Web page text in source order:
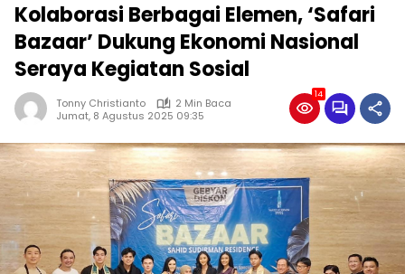
Kolaborasi Berbagai Elemen, ‘Safari
Bazaar’ Dukung Ekonomi Nasional
Seraya Kegiatan Sosial
Tonny Christianto
2 Min Baca
Jumat, 8 Agustus 2025 09:35
14